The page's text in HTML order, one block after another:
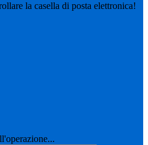
la casella di posta elettronica!